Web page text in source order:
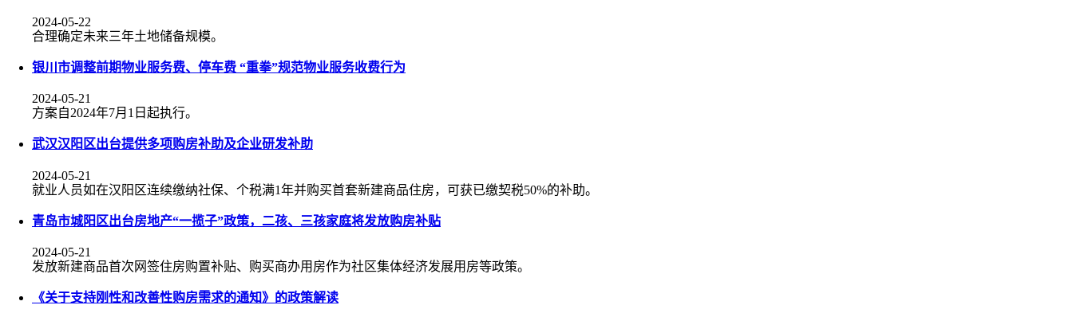
2024-05-22
合理确定未来三年土地储备规模。
银川市调整前期物业服务费、停车费 “重拳”规范物业服务收费行为
2024-05-21
方案自2024年7月1日起执行。
武汉汉阳区出台提供多项购房补助及企业研发补助
2024-05-21
就业人员如在汉阳区连续缴纳社保、个税满1年并购买首套新建商品住房，可获已缴契税50%的补助。
青岛市城阳区出台房地产“一揽子”政策，二孩、三孩家庭将发放购房补贴
2024-05-21
发放新建商品首次网签住房购置补贴、购买商办用房作为社区集体经济发展用房等政策。
《关于支持刚性和改善性购房需求的通知》的政策解读